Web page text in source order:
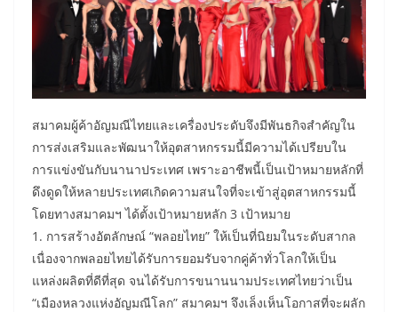
สมาคมผู้ค้าอัญมณีไทยและเครื่องประดับจึงมีพันธกิจสำคัญใน
การส่งเสริมและพัฒนาให้อุตสาหกรรมนี้มีความได้เปรียบใน
การแข่งขันกับนานาประเทศ เพราะอาชีพนี้เป็นเป้าหมายหลักที่
ดึงดูดให้หลายประเทศเกิดความสนใจที่จะเข้าสู่อุตสาหกรรมนี้
โดยทางสมาคมฯ ได้ตั้งเป้าหมายหลัก 3 เป้าหมาย
1. การสร้างอัตลักษณ์ “พลอยไทย” ให้เป็นที่นิยมในระดับสากล
เนื่องจากพลอยไทยได้รับการยอมรับจากคู่ค้าทั่วโลกให้เป็น
แหล่งผลิตที่ดีที่สุด จนได้รับการขนานนามประเทศไทยว่าเป็น
“เมืองหลวงแห่งอัญมณีโลก” สมาคมฯ จึงเล็งเห็นโอกาสที่จะผลัก